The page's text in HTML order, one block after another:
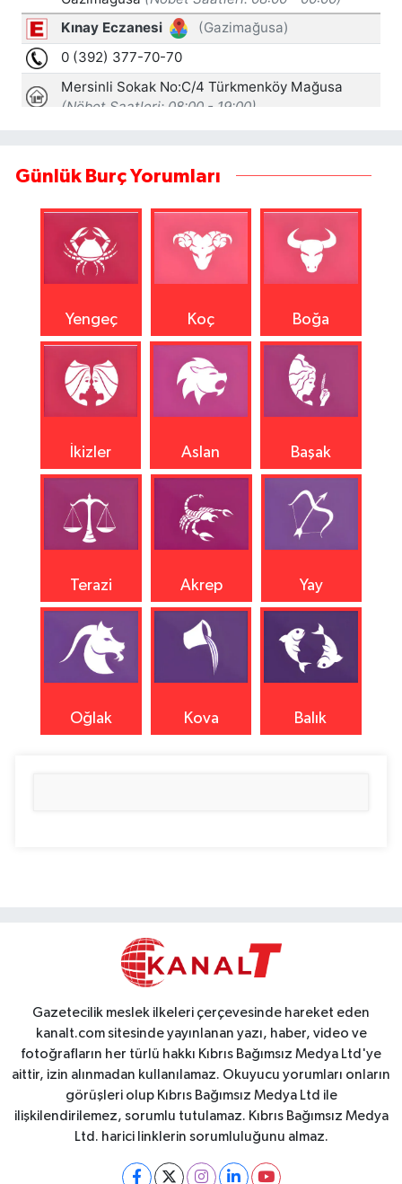
Günlük Burç Yorumları
Yengeç Koç Boğa
İkizler Aslan Başak
Terazi Akrep Yay
Oğlak Kova Balık
Gazetecilik meslek ilkeleri çerçevesinde hareket eden
kanalt.com sitesinde yayınlanan yazı, haber, video ve
fotoğrafların her türlü hakkı Kıbrıs Bağımsız Medya Ltd'ye
aittir, izin alınmadan kullanılamaz. Okuyucu yorumları onların
görüşleri olup Kıbrıs Bağımsız Medya Ltd ile
ilişkilendirilemez, sorumlu tutulamaz. Kıbrıs Bağımsız Medya
Ltd. harici linklerin sorumluluğunu almaz.